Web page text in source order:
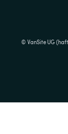
© VanSite UG